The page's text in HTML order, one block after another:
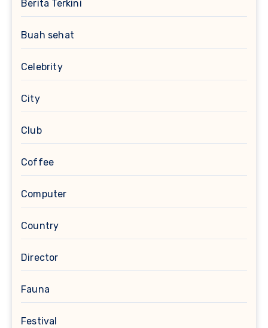
Berita Terkini
Buah sehat
Celebrity
City
Club
Coffee
Computer
Country
Director
Fauna
Festival